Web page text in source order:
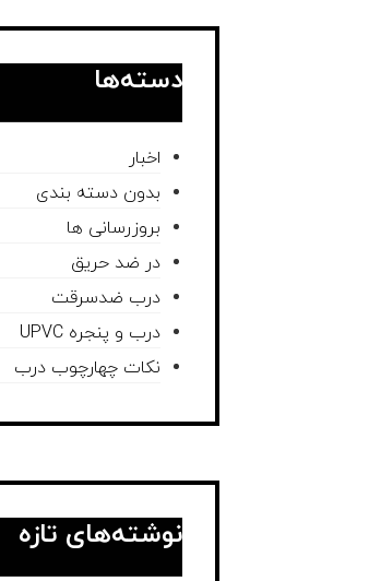
دسته‌ها
اخبار
بدون دسته بندی
بروزرسانی ها
در ضد حریق
درب ضدسرقت
درب و پنجره UPVC
نکات چهارچوب درب
نوشته‌های تازه